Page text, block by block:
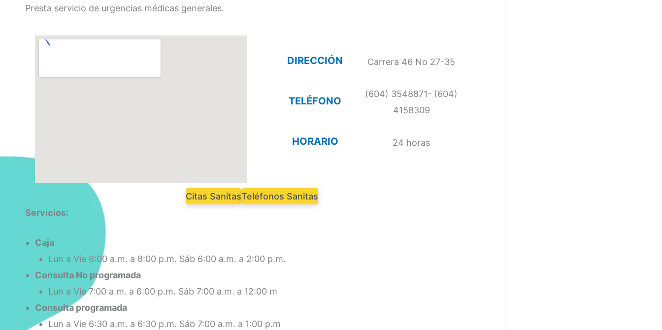
Presta servicio de urgencias médicas generales.
DIRECCIÓN Carrera 46 No 27-35
TELÉFONO
(604) 3548871- (604)
4158309
HORARIO 24 horas
Citas SanitasTeléfonos Sanitas
Servicios:
Caja
Lun a Vie 6:00 a.m. a 8:00 p.m. Sáb 6:00 a.m. a 2:00 p.m.
Consulta No programada
Lun a Vie 7:00 a.m. a 6:00 p.m. Sáb 7:00 a.m. a 12:00 m
Consulta programada
Lun a Vie 6:30 a.m. a 6:30 p.m. Sáb 7:00 a.m. a 1:00 p.m